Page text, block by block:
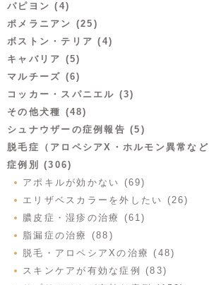
パピヨン (4)
ポメラニアン (25)
ボストン・テリア (4)
キャバリア (5)
マルチーズ (6)
コッカー・スパニエル (3)
その他犬種 (48)
シュナウザーの症例報告 (5)
脱毛症（アロペシアX・ホルモン異常な
症例別 (306)
アポキルが効かない (69)
エリザベスカラーを外したい (26)
膿皮症・湿疹の治療 (61)
脂漏症の治療 (88)
脱毛・アロペシアXの治療 (48)
スキンケアが有効な症例 (83)